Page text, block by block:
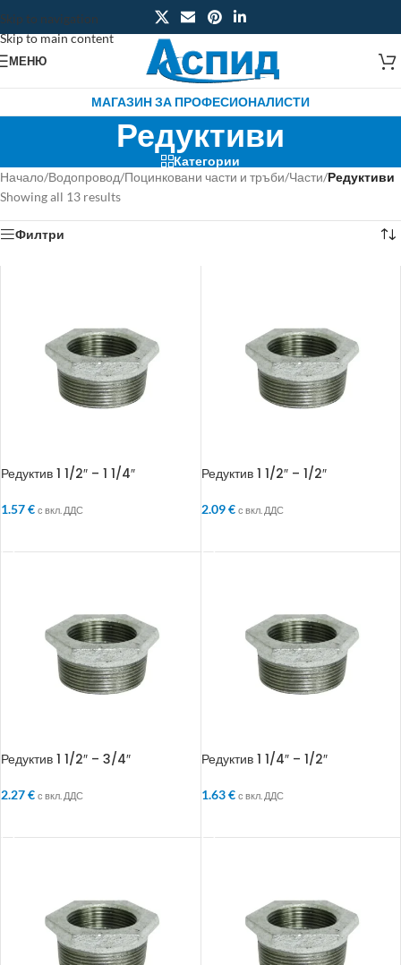
Skip to navigation
Skip to main content
МЕНЮ
МАГАЗИН ЗА ПРОФЕСИОНАЛИСТИ
Редуктиви
Категории
Начало/Водопровод/Поцинковани части и тръби/Части/Редуктиви
Showing all 13 results
Филтри
Редуктив 1 1/2″ – 1 1/4″
1.57€ с вкл. ДДС
Редуктив 1 1/2″ – 1/2″
2.09€ с вкл. ДДС
Редуктив 1 1/2″ – 3/4″
2.27€ с вкл. ДДС
Редуктив 1 1/4″ – 1/2″
1.63€ с вкл. ДДС